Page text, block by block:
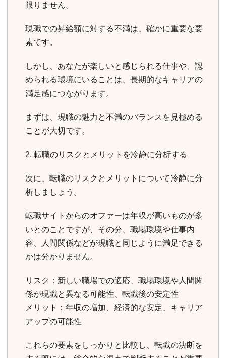
限りません。
現職での昇給額に対する不満は、確かに重要な要
素です。
しかし、あなたが楽しいと感じられる仕事や、認
められる環境にいることは、長期的なキャリアの
満足感につながります。
まずは、現職の魅力と不満のバランスを見極める
ことが大切です。
2. 転職のリスクとメリットを冷静に分析する
次に、転職のリスクとメリットについて冷静に分
析しましょう。
転職サイトからのオファーは年収が高いものが多
いとのことですが、その分、職場環境や仕事内
容、人間関係などが現職と同じように満足できる
かは分かりません。
リスク：新しい職場での適応、職場環境や人間関
係が現職と異なる可能性、転職後の安定性
メリット：年収の増加、経済的な安定、キャリア
アップの可能性
これらの要素をしっかりと比較し、転職の決断を